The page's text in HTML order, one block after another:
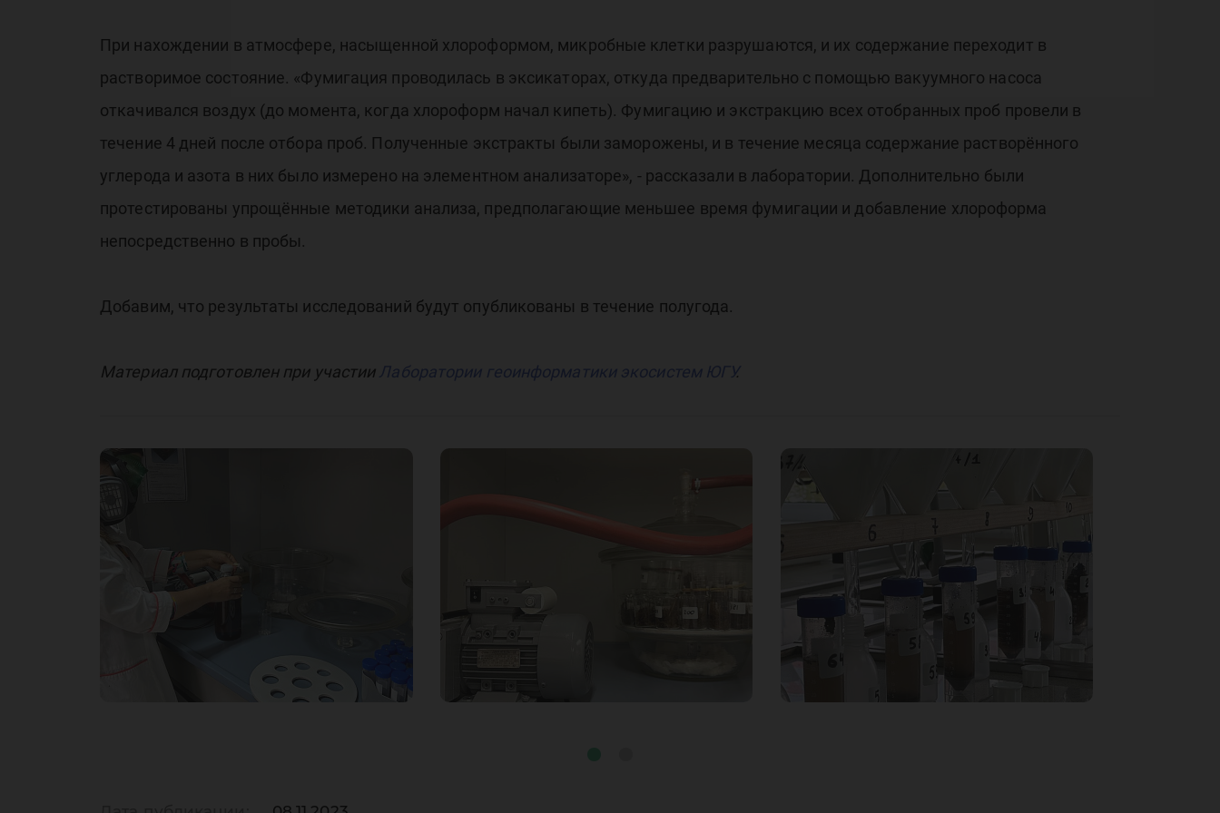
При нахождении в атмосфере, насыщенной хлороформом, микробные клетки разрушаются, и их содержание переходит в
растворимое состояние. «Фумигация проводилась в эксикаторах, откуда предварительно с помощью вакуумного насоса
откачивался воздух (до момента, когда хлороформ начал кипеть). Фумигацию и экстракцию всех отобранных проб провели в
течение 4 дней после отбора проб. Полученные экстракты были заморожены, и в течение месяца содержание растворённого
углерода и азота в них было измерено на элементном анализаторе», - рассказали в лаборатории. Дополнительно были
протестированы упрощённые методики анализа, предполагающие меньшее время фумигации и добавление хлороформа
непосредственно в пробы.
Добавим, что результаты исследований будут опубликованы в течение полугода.
Материал подготовлен при участии Лаборатории геоинформатики экосистем ЮГУ.